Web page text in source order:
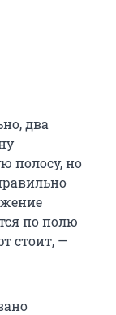
два
полосу, но
по полю
стоит, —